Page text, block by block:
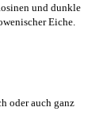
und dunkle
Eiche.
oder auch ganz